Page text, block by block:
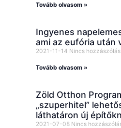
Tovább olvasom »
Ingyenes
ami az eufória után
2021-11-14 Nincs hozzászólás
Tovább olvasom »
Zöld Otthon
„szuperhitel”
láthatáron új
2021-07-08 Nincs